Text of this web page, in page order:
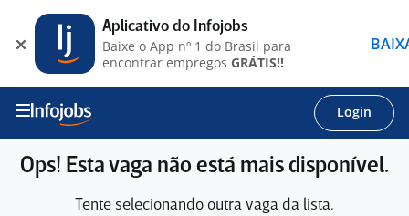
Login
Ops! Esta vaga não está mais disponível.
Tente selecionando outra vaga da lista.
Aplicativo do Infojobs
Baixe o App nº 1 do Brasil para
encontrar empregos GRÁTIS!!